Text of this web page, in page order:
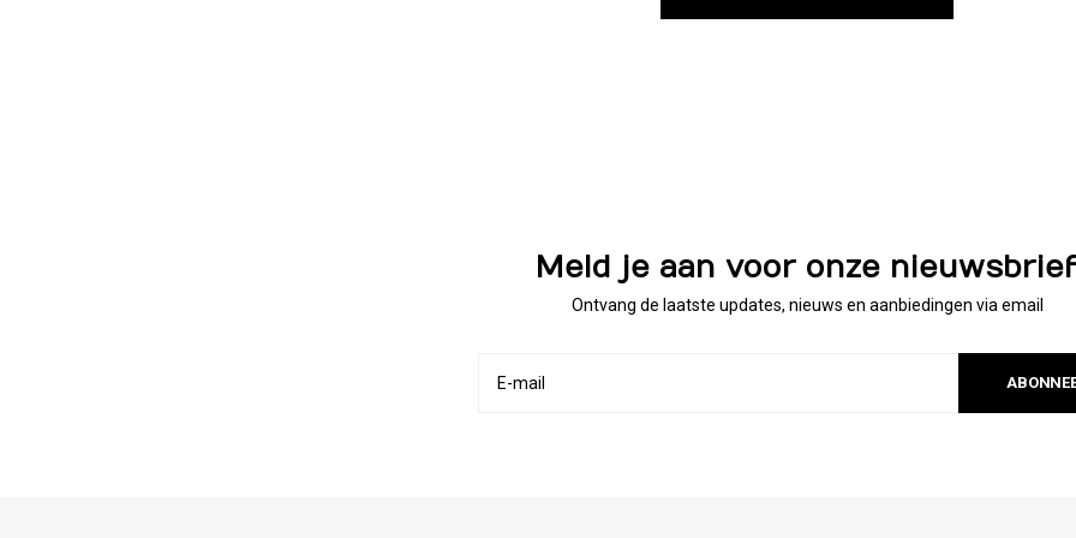
Meld je aan voor onze
Ontvang de laatste updates, nieuws en aanbiedingen via email